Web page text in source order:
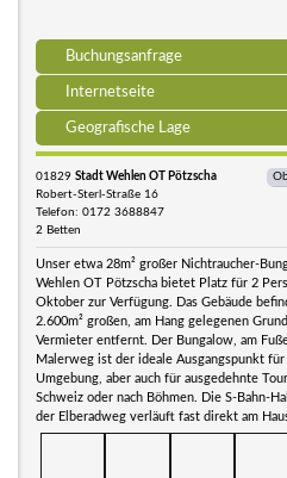
Buchungsanfrage
Internetseite
Geografische Lage
01829 Stadt Wehlen OT Pötzscha
Robert-Sterl-Straße 16
Telefon: 0172 3688847
2 Betten
Unser etwa 28m² großer Nichtraucher-
Wehlen OT Pötzscha bietet Platz für 2
Oktober zur Verfügung. Das Gebäude
2.600m² großen, am Hang gelegenen
Vermieter entfernt. Der Bungalow, am
Malerweg ist der ideale Ausgangspunkt
Umgebung, aber auch für ausgedehnte
Schweiz oder nach Böhmen. Die S-Bahn-
der Elberadweg verläuft fast direkt am